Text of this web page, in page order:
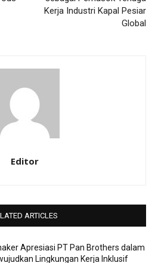
Kerja Industri Kapal Pesiar
Global
Editor
ARTICLES
Apresiasi PT Pan Brothers dalam
Lingkungan Kerja Inklusif